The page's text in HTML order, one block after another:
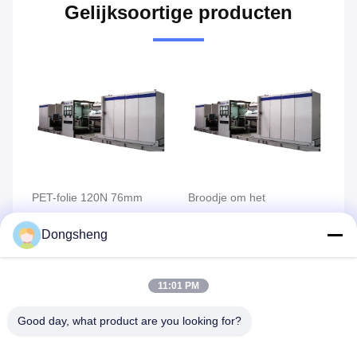
Gelijksoortige producten
PET-folie 120N 76mm
Vacuüm het Metalliseren
Machine,
Vacuümdeklaagmachine
Broodje om het
Metalliseren van 8m/S te
Deklaagmachine
Dongsheng
11:01 PM
Good day, what product are you looking for?